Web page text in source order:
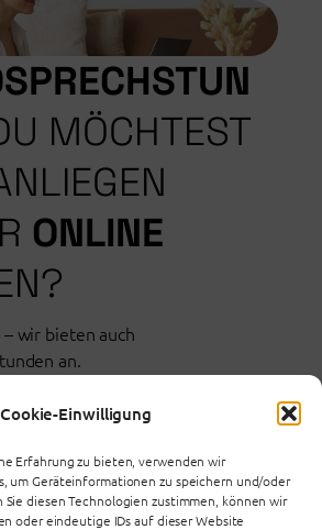
Cookie-Einwilligung
Erfahrung zu bieten, verwenden wir
um Geräteinformationen zu speichern und/oder
diesen Technologien zustimmen, können wir
oder eindeutige IDs auf dieser Website
MÖCHTEST
ONLINE
wir bieten auch
an.